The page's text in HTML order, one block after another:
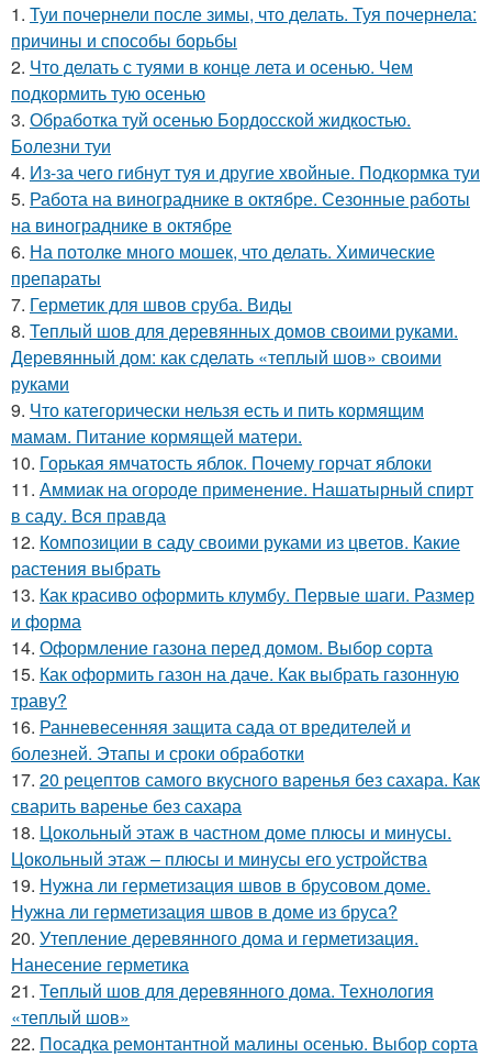
1. Туи почернели после зимы, что делать. Туя почернела:
причины и способы борьбы
2. Что делать с туями в конце лета и осенью. Чем
подкормить тую осенью
3. Обработка туй осенью Бордосской жидкостью.
Болезни туи
4. Из-за чего гибнут туя и другие хвойные. Подкормка туи
5. Работа на винограднике в октябре. Сезонные работы
на винограднике в октябре
6. На потолке много мошек, что делать. Химические
препараты
7. Герметик для швов сруба. Виды
8. Теплый шов для деревянных домов своими руками.
Деревянный дом: как сделать «теплый шов» своими
руками
9. Что категорически нельзя есть и пить кормящим
мамам. Питание кормящей матери.
10. Горькая ямчатость яблок. Почему горчат яблоки
11. Аммиак на огороде применение. Нашатырный спирт
в саду. Вся правда
12. Композиции в саду своими руками из цветов. Какие
растения выбрать
13. Как красиво оформить клумбу. Первые шаги. Размер
и форма
14. Оформление газона перед домом. Выбор сорта
15. Как оформить газон на даче. Как выбрать газонную
траву?
16. Ранневесенняя защита сада от вредителей и
болезней. Этапы и сроки обработки
17. 20 рецептов самого вкусного варенья без сахара. Как
сварить варенье без сахара
18. Цокольный этаж в частном доме плюсы и минусы.
Цокольный этаж – плюсы и минусы его устройства
19. Нужна ли герметизация швов в брусовом доме.
Нужна ли герметизация швов в доме из бруса?
20. Утепление деревянного дома и герметизация.
Нанесение герметика
21. Теплый шов для деревянного дома. Технология
«теплый шов»
22. Посадка ремонтантной малины осенью. Выбор сорта